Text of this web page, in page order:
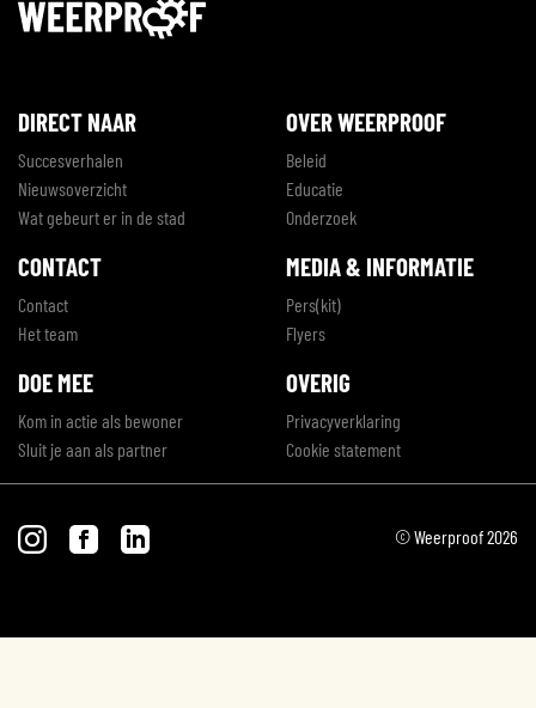
DIRECT NAAR
Succesverhalen
Nieuwsoverzicht
Wat gebeurt er in de stad
OVER WEERPROOF
Beleid
Educatie
Onderzoek
CONTACT
Contact
Het team
MEDIA & INFORMATIE
Pers(kit)
Flyers
DOE MEE
Kom in actie als bewoner
Sluit je aan als partner
OVERIG
Privacyverklaring
Cookie statement
© Weerproof 2026